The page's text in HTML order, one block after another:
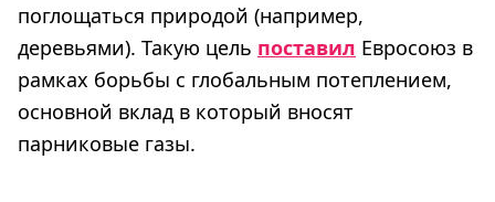
поглощаться природой (например,
деревьями). Такую цель поставил Евросоюз в
рамках борьбы с глобальным потеплением,
основной вклад в который вносят
парниковые газы.